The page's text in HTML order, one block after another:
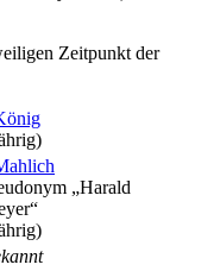
Zeitpunkt der
„Harald